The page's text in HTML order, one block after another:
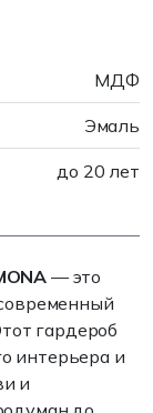
МДФ
Эмаль
до 20 лет
— это
гардероб
интерьера и
и